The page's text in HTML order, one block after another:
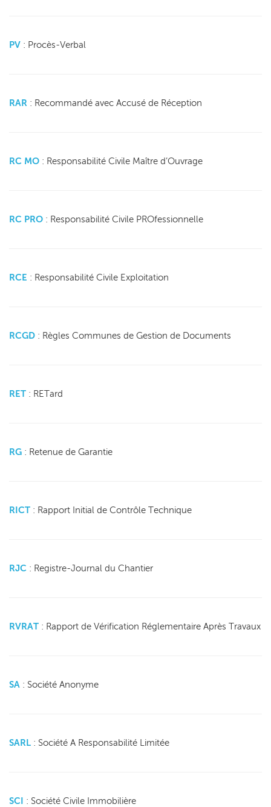
PV : Procès-Verbal
RAR : Recommandé avec Accusé de Réception
RC MO : Responsabilité Civile Maître d’Ouvrage
RC PRO : Responsabilité Civile PROfessionnelle
RCE : Responsabilité Civile Exploitation
RCGD : Règles Communes de Gestion de Documents
RET : RETard
RG : Retenue de Garantie
RICT : Rapport Initial de Contrôle Technique
RJC : Registre-Journal du Chantier
RVRAT : Rapport de Vérification Réglementaire Après Travaux
SA : Société Anonyme
SARL : Société A Responsabilité Limitée
SCI : Société Civile Immobilière